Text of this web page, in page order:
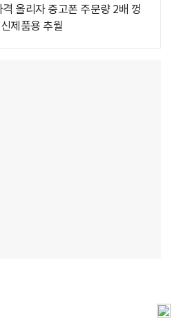
올리자 중고폰 주문량 2배 껑
제품용 추월